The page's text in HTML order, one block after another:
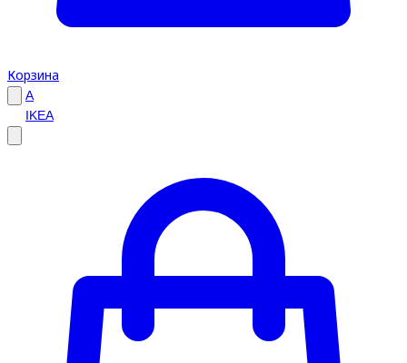
Корзина
A
IKEA